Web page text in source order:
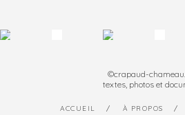
©crapaud-
textes, photos et
ACCUEIL À PROPOS